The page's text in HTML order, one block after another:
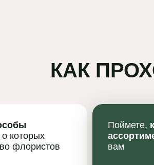
о которых
флористов
КАК
Поймете,
вам